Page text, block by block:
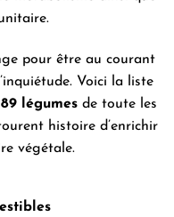
pour être au courant
Voici la liste
légumesde toute les
histoire d’enrichir
végétale.